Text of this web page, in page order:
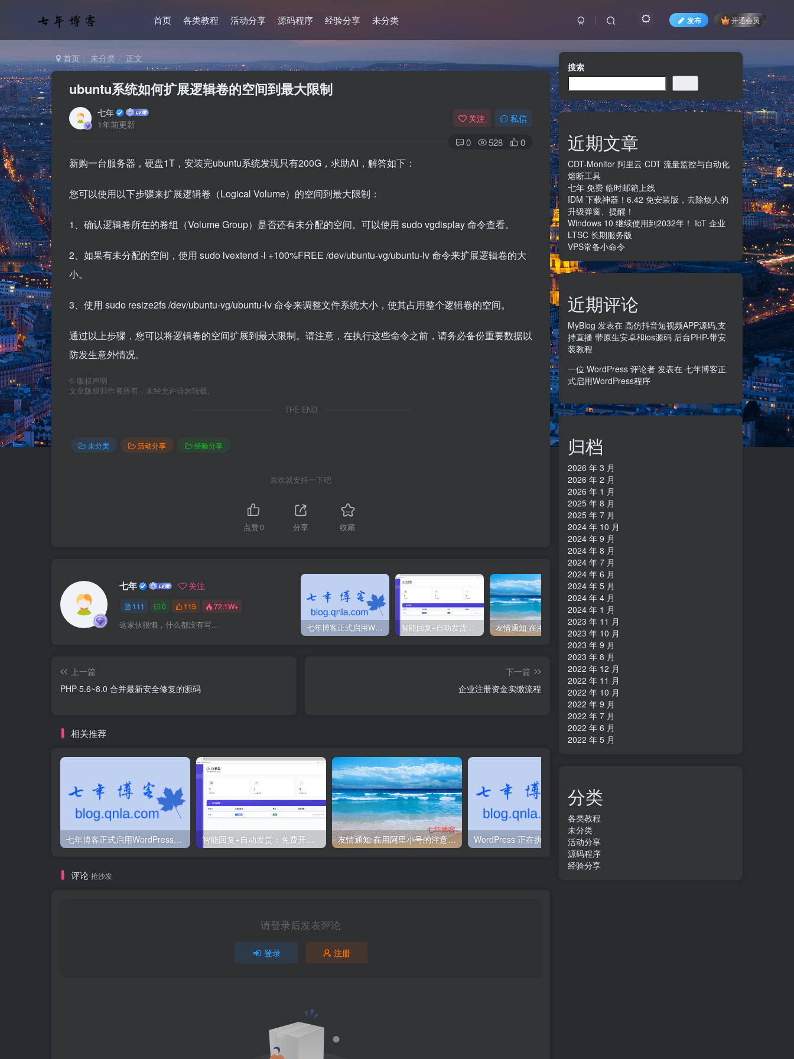
首页 各类教程 活动分享 源码程序 经验分享 未分类 发布 开通会员
首页 未分类 正文
ubuntu系统如何扩展逻辑卷的空间到最大限制
七年
1年前更新
关注 私信
0 528 0
新购一台服务器，硬盘1T，安装完ubuntu系统发现只有200G，求助AI，解答如下：
您可以使用以下步骤来扩展逻辑卷（Logical Volume）的空间到最大限制：
1、确认逻辑卷所在的卷组（Volume Group）是否还有未分配的空间。可以使用 sudo vgdisplay 命令查看。
2、如果有未分配的空间，使用 sudo lvextend -l +100%FREE /dev/ubuntu-vg/ubuntu-lv 命令来扩展逻辑卷的大
小。
3、使用 sudo resize2fs /dev/ubuntu-vg/ubuntu-lv 命令来调整文件系统大小，使其占用整个逻辑卷的空间。
通过以上步骤，您可以将逻辑卷的空间扩展到最大限制。请注意，在执行这些命令之前，请务必备份重要数据以
防发生意外情况。
© 版权声明
文章版权归作者所有，未经允许请勿转载。
THE END
未分类 活动分享 经验分享
喜欢就支持一下吧
点赞0 分享 收藏
七年 关注
111 0 115 72.1W+
这家伙很懒，什么都没有写... 七年博客正式启用WordPress程序
上一篇
PHP-5.6~8.0 合并最新安全修复的源码
下一篇
企业注册资金实缴流程
相关推荐
七年博客正式启用WordPress程序 智能回复+自动发货：免费开源的闲鱼神器！ 友情通知 在用阿里小号的注意了！阿里小号全部下线 加速加速 WordPress 正在执行例行维护 请一分钟后回来
评论 抢沙发
请登录后发表评论
登录 注册
搜索
近期文章
CDT-Monitor 阿里云 CDT 流量监控与自动化
熔断工具
七年 免费 临时邮箱上线
IDM 下载神器！6.42 免安装版，去除烦人的
升级弹窗、提醒！
Windows 10 继续使用到2032年！ IoT 企业
LTSC 长期服务版
VPS常备小命令
近期评论
MyBlog 发表在 高仿抖音短视频APP源码,支
持直播 带原生安卓和ios源码 后台PHP-带安
装教程
一位 WordPress 评论者 发表在 七年博客正
式启用WordPress程序
归档
2026 年 3 月
2026 年 2 月
2026 年 1 月
2025 年 8 月
2025 年 7 月
2024 年 10 月
2024 年 9 月
2024 年 8 月
2024 年 7 月
2024 年 6 月
2024 年 5 月
2024 年 4 月
2024 年 1 月
2023 年 11 月
2023 年 10 月
2023 年 9 月
2023 年 8 月
2022 年 12 月
2022 年 11 月
2022 年 10 月
2022 年 9 月
2022 年 7 月
2022 年 6 月
2022 年 5 月
分类
各类教程
未分类
活动分享
源码程序
经验分享